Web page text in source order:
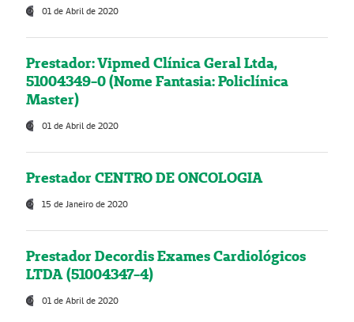
01 de Abril de 2020
Prestador: Vipmed Clínica Geral Ltda,
51004349-0 (Nome Fantasia: Policlínica
Master)
01 de Abril de 2020
Prestador CENTRO DE ONCOLOGIA
15 de Janeiro de 2020
Prestador Decordis Exames Cardiológicos
LTDA (51004347-4)
01 de Abril de 2020